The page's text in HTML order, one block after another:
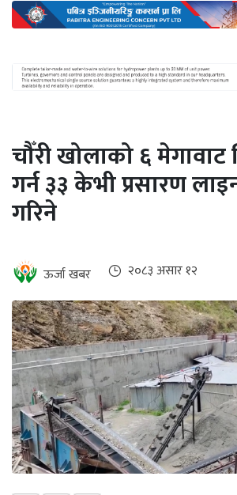
ऊर्जा
दक्षता
खबर
हरित
हाइड्रोजन
सम्पादकीय
बैंक
पर्यटन
भिडियो
छापा
खोज
चौँरी खोलाको ६ मेगावाट
गर्न ३३ केभी प्रसारण
गरिने
ऊर्जा खबर २०८३ असार १२